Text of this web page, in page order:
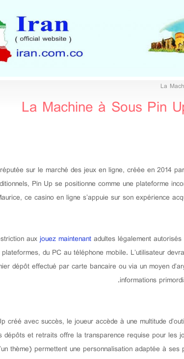
La
La Machine à Sous Pin
sur le marché des jeux en ligne, créée en 2014
Pin Up se positionne comme une plateforme
ce casino en ligne s’appuie sur son expérience
auxjouez maintenantadultes légalement
du PC au téléphone mobile. L’utilisateur
dépôt effectué par carte bancaire ou via un moyen
informations
créé avec succès, le joueur accède à une multitude
dépôts et retraits offre la transparence requise pour
thème) permettent une personnalisation adaptée à